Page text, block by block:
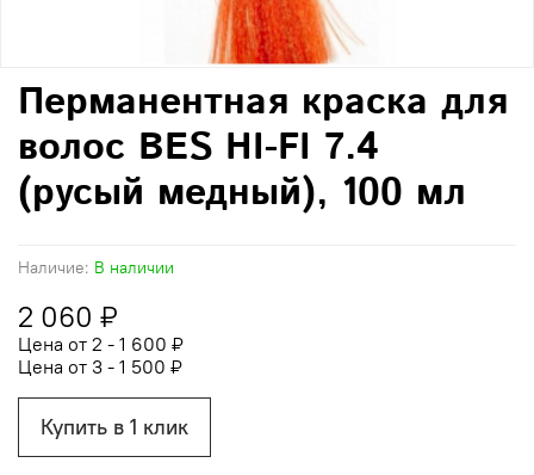
Наличие: В наличии
Перманентная краска для
волос BES HI-FI 7.4
(русый медный), 100 мл
2 060 ₽
Цена от 2 - 1 600 ₽
Цена от 3 - 1 500 ₽
Купить в 1 клик